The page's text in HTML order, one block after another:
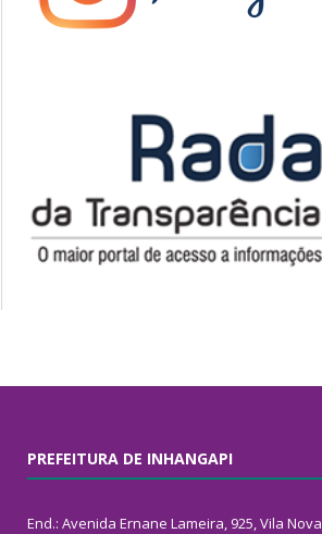
PREFEITURA DE INHANGAPI
End.: Avenida Ernane Lameira, 925, Vila Nova